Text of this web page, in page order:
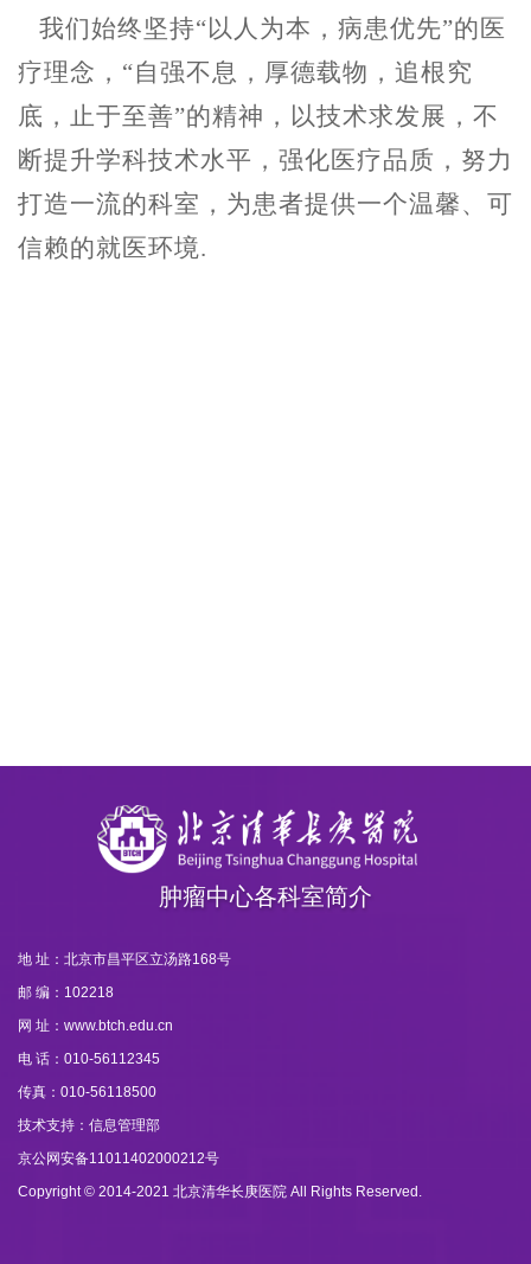
我们始终坚持“以人为本，病患优先”的医
疗理念，“自强不息，厚德载物，追根究
底，止于至善”的精神，以技术求发展，不
断提升学科技术水平，强化医疗品质，努力
打造一流的科室，为患者提供一个温馨、可
信赖的就医环境.
肿瘤中心各科室简介
地 址：北京市昌平区立汤路168号
邮 编：102218
网 址：www.btch.edu.cn
电 话：010-56112345
传真：010-56118500
技术支持：信息管理部
京公网安备11011402000212号
Copyright © 2014-2021 北京清华长庚医院 All Rights Reserved.